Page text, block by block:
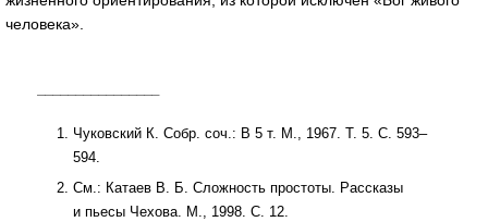
человека».
Чуковский К. Собр. соч.: В 5 т. М., 1967. Т. 5. С. 593–
594.
См.: Катаев В. Б. Сложность простоты. Рассказы
и пьесы Чехова. М., 1998. С. 12.